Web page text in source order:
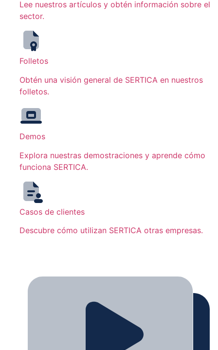
Lee nuestros artículos y obtén información sobre el
sector.
Folletos
Obtén una visión general de SERTICA en nuestros
folletos.
Demos
Explora nuestras demostraciones y aprende cómo
funciona SERTICA.
Casos de clientes
Descubre cómo utilizan SERTICA otras empresas.